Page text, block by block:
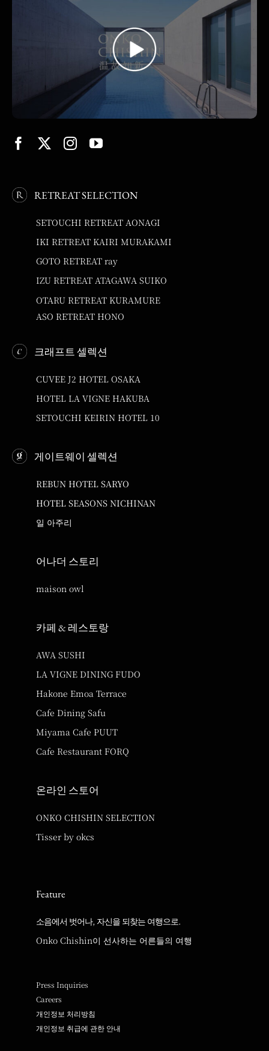
RETREAT SELECTION
SETOUCHI RETREAT AONAGI
IKI RETREAT KAIRI MURAKAMI
GOTO RETREAT ray
IZU RETREAT ATAGAWA SUIKO
OTARU RETREAT KURAMURE
ASO RETREAT HONO
크래프트 셀렉션
CUVEE J2 HOTEL OSAKA
HOTEL LA VIGNE HAKUBA
SETOUCHI KEIRIN HOTEL 10
게이트웨이 셀렉션
REBUN HOTEL SARYO
HOTEL SEASONS NICHINAN
일 아주리
어나더 스토리
maison owl
카페 & 레스토랑
AWA SUSHI
LA VIGNE DINING FUDO
Hakone Emoa Terrace
Cafe Dining Safu
Miyama Cafe PUUT
Cafe Restaurant FORQ
온라인 스토어
ONKO CHISHIN SELECTION
Tisser by okcs
Feature
소음에서 벗어나, 자신을 되찾는 여행으로.
Onko Chishin이 선사하는 어른들의 여행
Press Inquiries
Careers
개인정보 처리방침
개인정보 취급에 관한 안내